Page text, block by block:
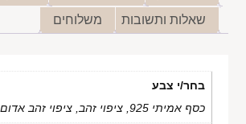
שאלות ותשובות
משלוחים
בחר/י צבע
כסף אמיתי 925, ציפוי זהב, ציפוי זהב אדום